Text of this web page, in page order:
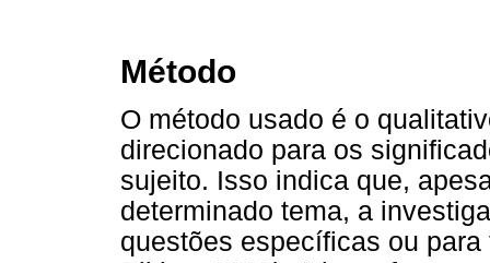
Método
O método usado é o
direcionado para os
sujeito. Isso indica que,
determinado tema, a
questões específicas ou